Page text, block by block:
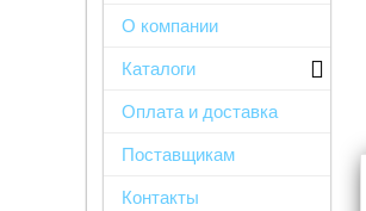
О компании
Каталоги
Оплата и доставка
Поставщикам
Контакты